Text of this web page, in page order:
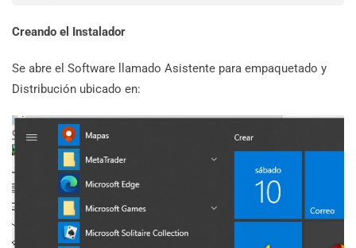
Creando el Instalador
Se abre el Software llamado Asistente para empaquetado y
Distribución ubicado en: